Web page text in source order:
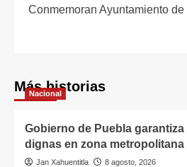
Conmemoran Ayuntamiento
Más historias
Nacional
Gobierno de Puebla
dignas en zona metropolitana
Jan Xahuentitla
8 agosto, 2026